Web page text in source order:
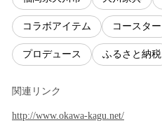
コラボアイテム コースター
プロデュース ふるさと納税
関連リンク
http://www.okawa-kagu.net/